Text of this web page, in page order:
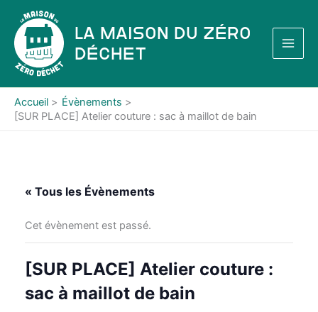
contenu
La Maison du Zéro
Déchet
Accueil
Évènements
[SUR PLACE] Atelier couture : sac à maillot de bain
« Tous les Évènements
Cet évènement est passé.
[SUR PLACE] Atelier couture :
sac à maillot de bain